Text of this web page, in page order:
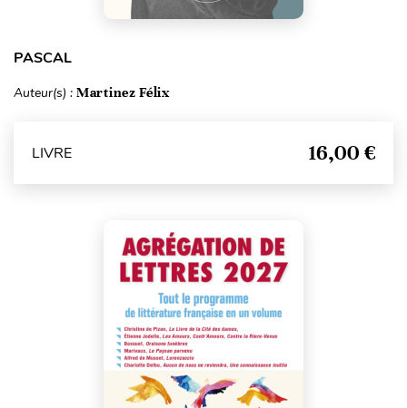
PASCAL
Auteur(s) : Martinez Félix
LIVRE 16,00 €